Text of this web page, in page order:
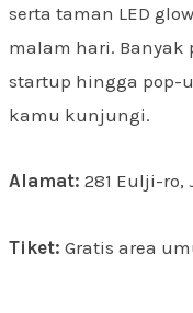
serta taman LED
malam hari. Banyak
startup hingga pop-
kamu kunjungi.
Alamat: 281 Eulji-ro,
Tiket: Gratis area